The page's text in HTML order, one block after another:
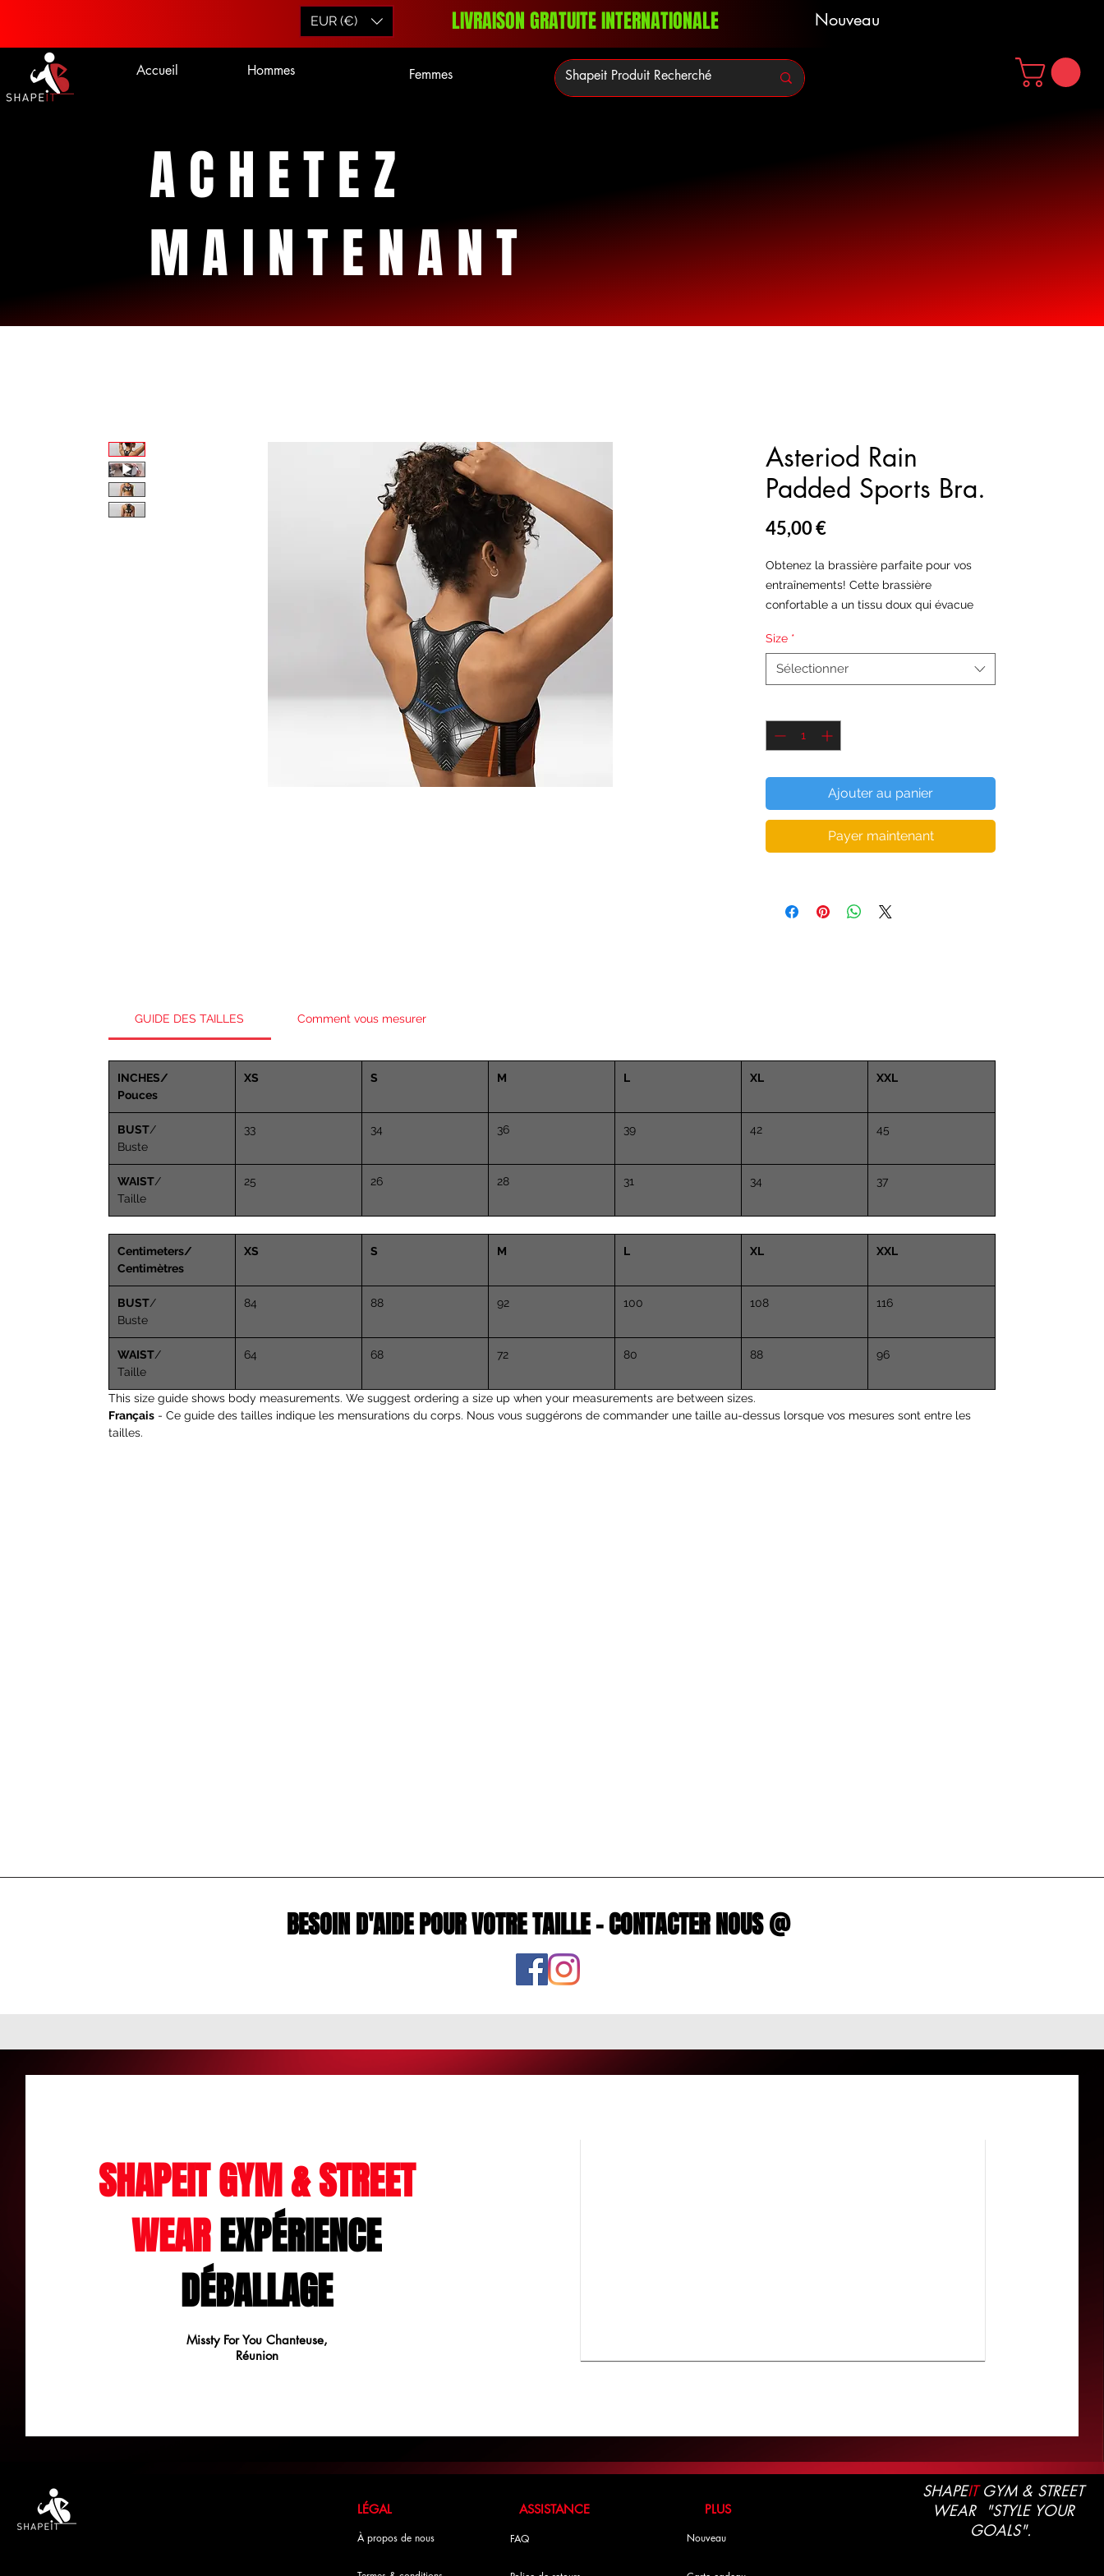
EUR (€) LIVRAISON GRATUITE INTERNATIONALE Nouveau
Accueil Hommes Femmes
ACHETEZ
MAINTENANT
Asteriod Rain
Padded Sports Bra.
45,00 €Prix
Obtenez la brassière parfaite pour vos
entraînements! Cette brassière
confortable a un tissu doux qui évacue
dans les bretelles et un rembourrage
amovible pour un soutien maximal.
• Doublure en mesh sport: 92% polyester,
8% élasthanne
polyuréthane et tissu 100% polyester anti-
• Encolure dégagée et dos nageur
• Coutures plates et biais qui éliminent les
• Idéal pour les bonnets A - C
Le mannequin femme porte la taille S
Tour de poitrine 35 "(89 cm)
Tour de taille 27,5 "(70 cm)
Size *
Sélectionner
Ajouter au panier
Payer maintenant
GUIDE DES TAILLES Comment vous mesurer
INCHES/
Pouces
XS S M L XL XXL
BUST/
Buste
33 34 36 39 42 45
WAIST/
Taille
25 26 28 31 34 37
Centimeters/
Centimètres
XS S M L XL XXL
BUST/
Buste
84 88 92 100 108 116
WAIST/
Taille
64 68 72 80 88 96
This size guide shows body measurements. We suggest ordering a size up when your measurements are between sizes.
Français - Ce guide des tailles indique les mensurations du corps. Nous vous suggérons de commander une taille au-dessus lorsque vos mesures sont entre les
tailles.
BESOIN D'AIDE POUR VOTRE TAILLE - CONTACTER NOUS @
SHAPEIT GYM & STREET
WEAREXPÉRIENCE
DÉBALLAGE
Missty For You Chanteuse,
Réunion
LÉGAL ASSISTANCE PLUS
À propos de nous FAQ Nouveau
SHAPEITGYM & STREET
WEAR "STYLE YOUR
GOALS".